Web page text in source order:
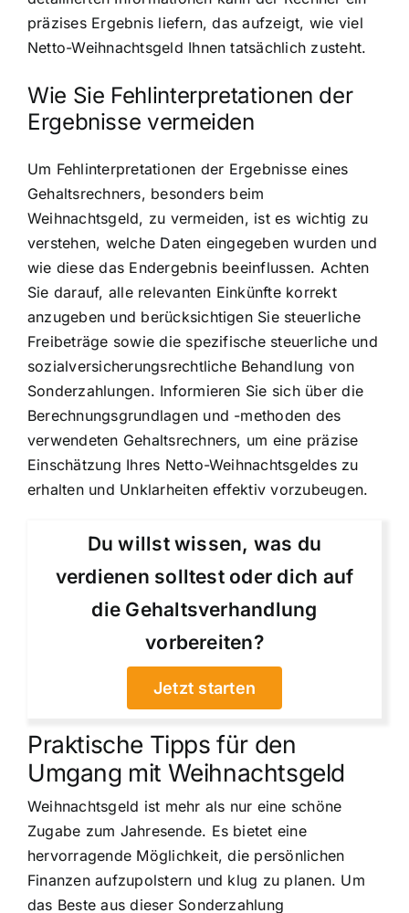
präzises Ergebnis liefern, das aufzeigt, wie viel
Netto-Weihnachtsgeld Ihnen tatsächlich zusteht.
Wie Sie Fehlinterpretationen der
Ergebnisse vermeiden
Um Fehlinterpretationen der Ergebnisse eines
Gehaltsrechners, besonders beim
Weihnachtsgeld, zu vermeiden, ist es wichtig zu
verstehen, welche Daten eingegeben wurden und
wie diese das Endergebnis beeinflussen. Achten
Sie darauf, alle relevanten Einkünfte korrekt
anzugeben und berücksichtigen Sie steuerliche
Freibeträge sowie die spezifische steuerliche und
sozialversicherungsrechtliche Behandlung von
Sonderzahlungen. Informieren Sie sich über die
Berechnungsgrundlagen und -methoden des
verwendeten Gehaltsrechners, um eine präzise
Einschätzung Ihres Netto-Weihnachtsgeldes zu
erhalten und Unklarheiten effektiv vorzubeugen.
Du willst wissen, was du
verdienen solltest oder dich auf
die Gehaltsverhandlung
vorbereiten?
Jetzt starten
Praktische Tipps für den
Umgang mit Weihnachtsgeld
Weihnachtsgeld ist mehr als nur eine schöne
Zugabe zum Jahresende. Es bietet eine
hervorragende Möglichkeit, die persönlichen
Finanzen aufzupolstern und klug zu planen. Um
das Beste aus dieser Sonderzahlung